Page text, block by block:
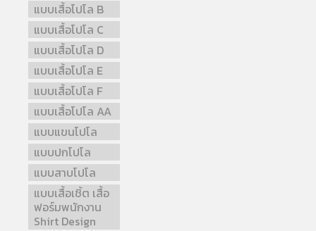
แบบเสื้อโปโล B
แบบเสื้อโปโล C
แบบเสื้อโปโล D
แบบเสื้อโปโล E
แบบเสื้อโปโล F
แบบเสื้อโปโล AA
แบบแขนโปโล
แบบปกโปโล
แบบสาบโปโล
แบบเสื้อเชิ้ต เสื้อ
ฟอร์มพนักงาน
Shirt Design